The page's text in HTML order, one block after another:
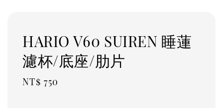
HARIO V60 SUIREN 睡蓮
濾杯/底座/肋片
Regular
NT$ 750